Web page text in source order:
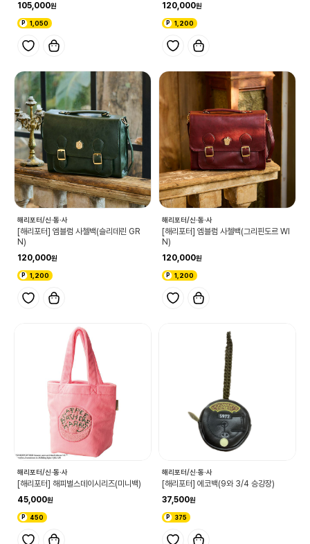
105,000
1,050
120,000
1,200
해리포터/신·동·사
[해리포터] 엠블럼 사첼백(슬리데린 GR
N)
120,000
1,200
해리포터/신·동·사
[해리포터] 엠블럼 사첼백(그리핀도르 WI
N)
120,000
1,200
해리포터/신·동·사
[해리포터] 해피벌스데이시리즈(미니백)
45,000
450
해리포터/신·동·사
[해리포터] 에코백(9와 3/4 승강장)
37,500
375